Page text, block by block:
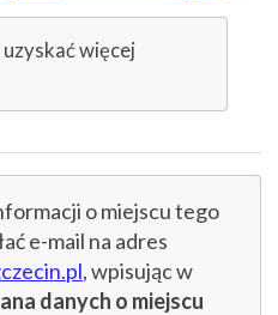
więcej
o miejscu tego
e-mail na adres
, wpisując w
danych o miejscu